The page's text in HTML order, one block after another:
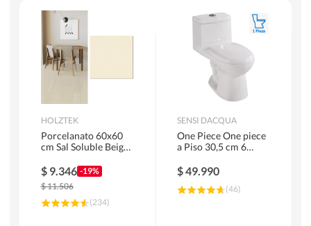
WC y Sanitarios
Pisos Flotantes y Laminados
Pinturas
HOLZTEK
Porcelanato 60x60
cm Sal Soluble Beige
$ 9.346 -19%
$11.506
(234)
SENSI DACQUA
One Piece One piece
a Piso 30,5 cm 6
$49.990
(46)